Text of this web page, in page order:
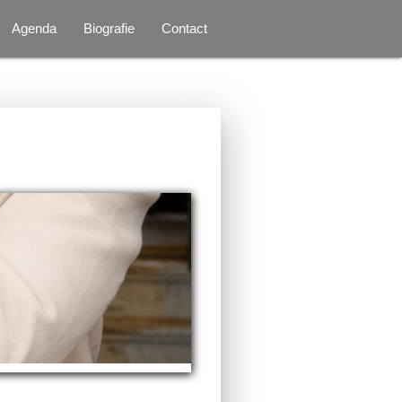
Agenda Biografie Contact